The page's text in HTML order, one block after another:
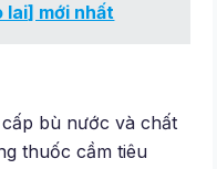
lai] mới nhất
bù nước và chất
thuốc cầm tiêu